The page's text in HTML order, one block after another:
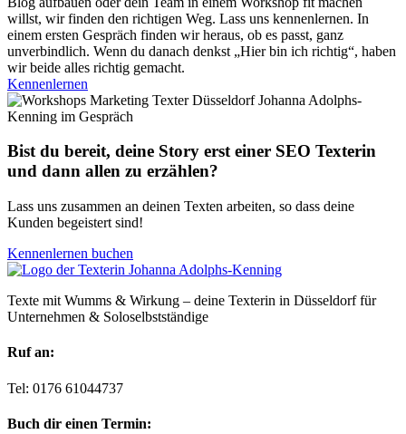
willst, wir finden den richtigen Weg. Lass uns kennenlernen. In
einem ersten Gespräch finden wir heraus, ob es passt, ganz
unverbindlich. Wenn du danach denkst „Hier bin ich richtig“, haben
wir beide alles richtig gemacht.
Kennenlernen
Bist du bereit, deine Story erst einer SEO Texterin
und dann allen zu erzählen?
Lass uns zusammen an deinen Texten arbeiten, so dass deine
Kunden begeistert sind!
Kennenlernen buchen
Texte mit Wumms & Wirkung – deine Texterin in Düsseldorf für
Unternehmen & Soloselbstständige
Ruf an:
Tel: 0176 61044737
Buch dir einen Termin: